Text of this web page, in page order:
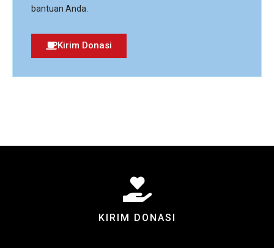
bantuan Anda.
Kirim Donasi
KIRIM DONASI